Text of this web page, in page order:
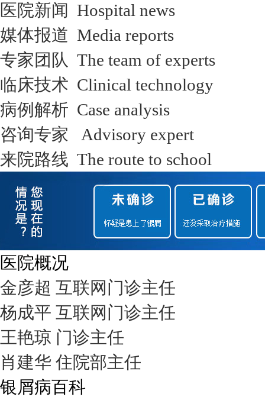
医院新闻 Hospital news
媒体报道 Media reports
专家团队 The team of experts
临床技术 Clinical technology
病例解析 Case analysis
咨询专家 Advisory expert
来院路线 The route to school
医院概况
金彦超 互联网门诊主任
杨成平 互联网门诊主任
王艳琼 门诊主任
肖建华 住院部主任
银屑病百科